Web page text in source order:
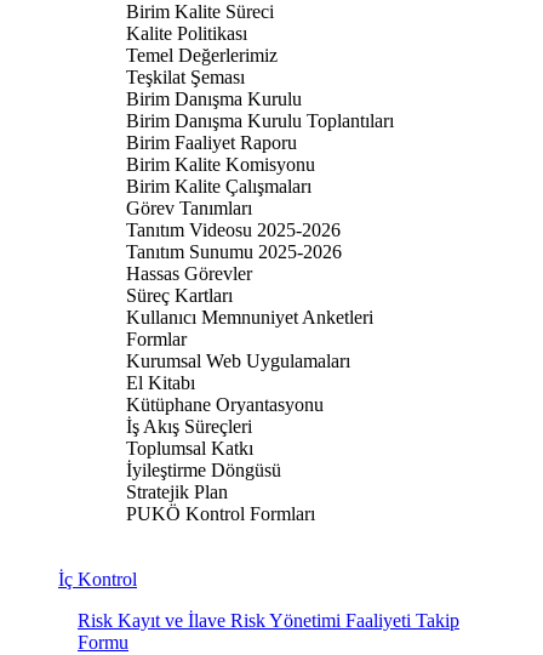
Birim Kalite Süreci
Kalite Politikası
Temel Değerlerimiz
Teşkilat Şeması
Birim Danışma Kurulu
Birim Danışma Kurulu Toplantıları
Birim Faaliyet Raporu
Birim Kalite Komisyonu
Birim Kalite Çalışmaları
Görev Tanımları
Tanıtım Videosu 2025-2026
Tanıtım Sunumu 2025-2026
Hassas Görevler
Süreç Kartları
Kullanıcı Memnuniyet Anketleri
Formlar
Kurumsal Web Uygulamaları
El Kitabı
Kütüphane Oryantasyonu
İş Akış Süreçleri
Toplumsal Katkı
İyileştirme Döngüsü
Stratejik Plan
PUKÖ Kontrol Formları
İç Kontrol
Risk Kayıt ve İlave Risk Yönetimi Faaliyeti Takip
Formu